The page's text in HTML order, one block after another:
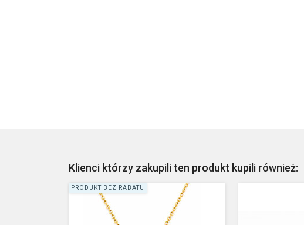
Klienci którzy zakupili ten produkt kupili również:
PRODUKT BEZ RABATU